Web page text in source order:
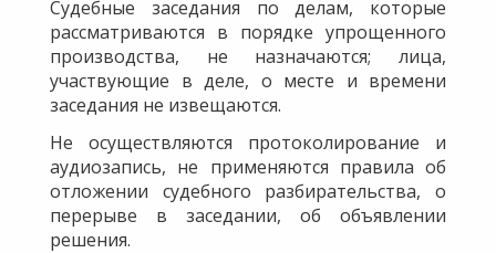
Судебные заседания по делам, которые
рассматриваются в порядке упрощенного
производства, не назначаются; лица,
участвующие в деле, о месте и времени
заседания не извещаются.
Не осуществляются протоколирование и
аудиозапись, не применяются правила об
отложении судебного разбирательства, о
перерыве в заседании, об объявлении
решения.